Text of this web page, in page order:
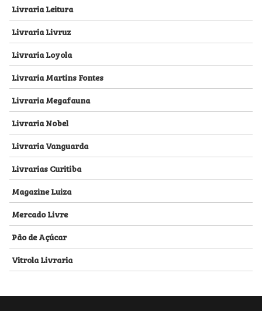
Livraria Leitura
Livraria Livruz
Livraria Loyola
Livraria Martins Fontes
Livraria Megafauna
Livraria Nobel
Livraria Vanguarda
Livrarias Curitiba
Magazine Luiza
Mercado Livre
Pão de Açúcar
Vitrola Livraria